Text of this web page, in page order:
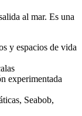
al mar. Es una
y espacios de vida
experimentada
Seabob,